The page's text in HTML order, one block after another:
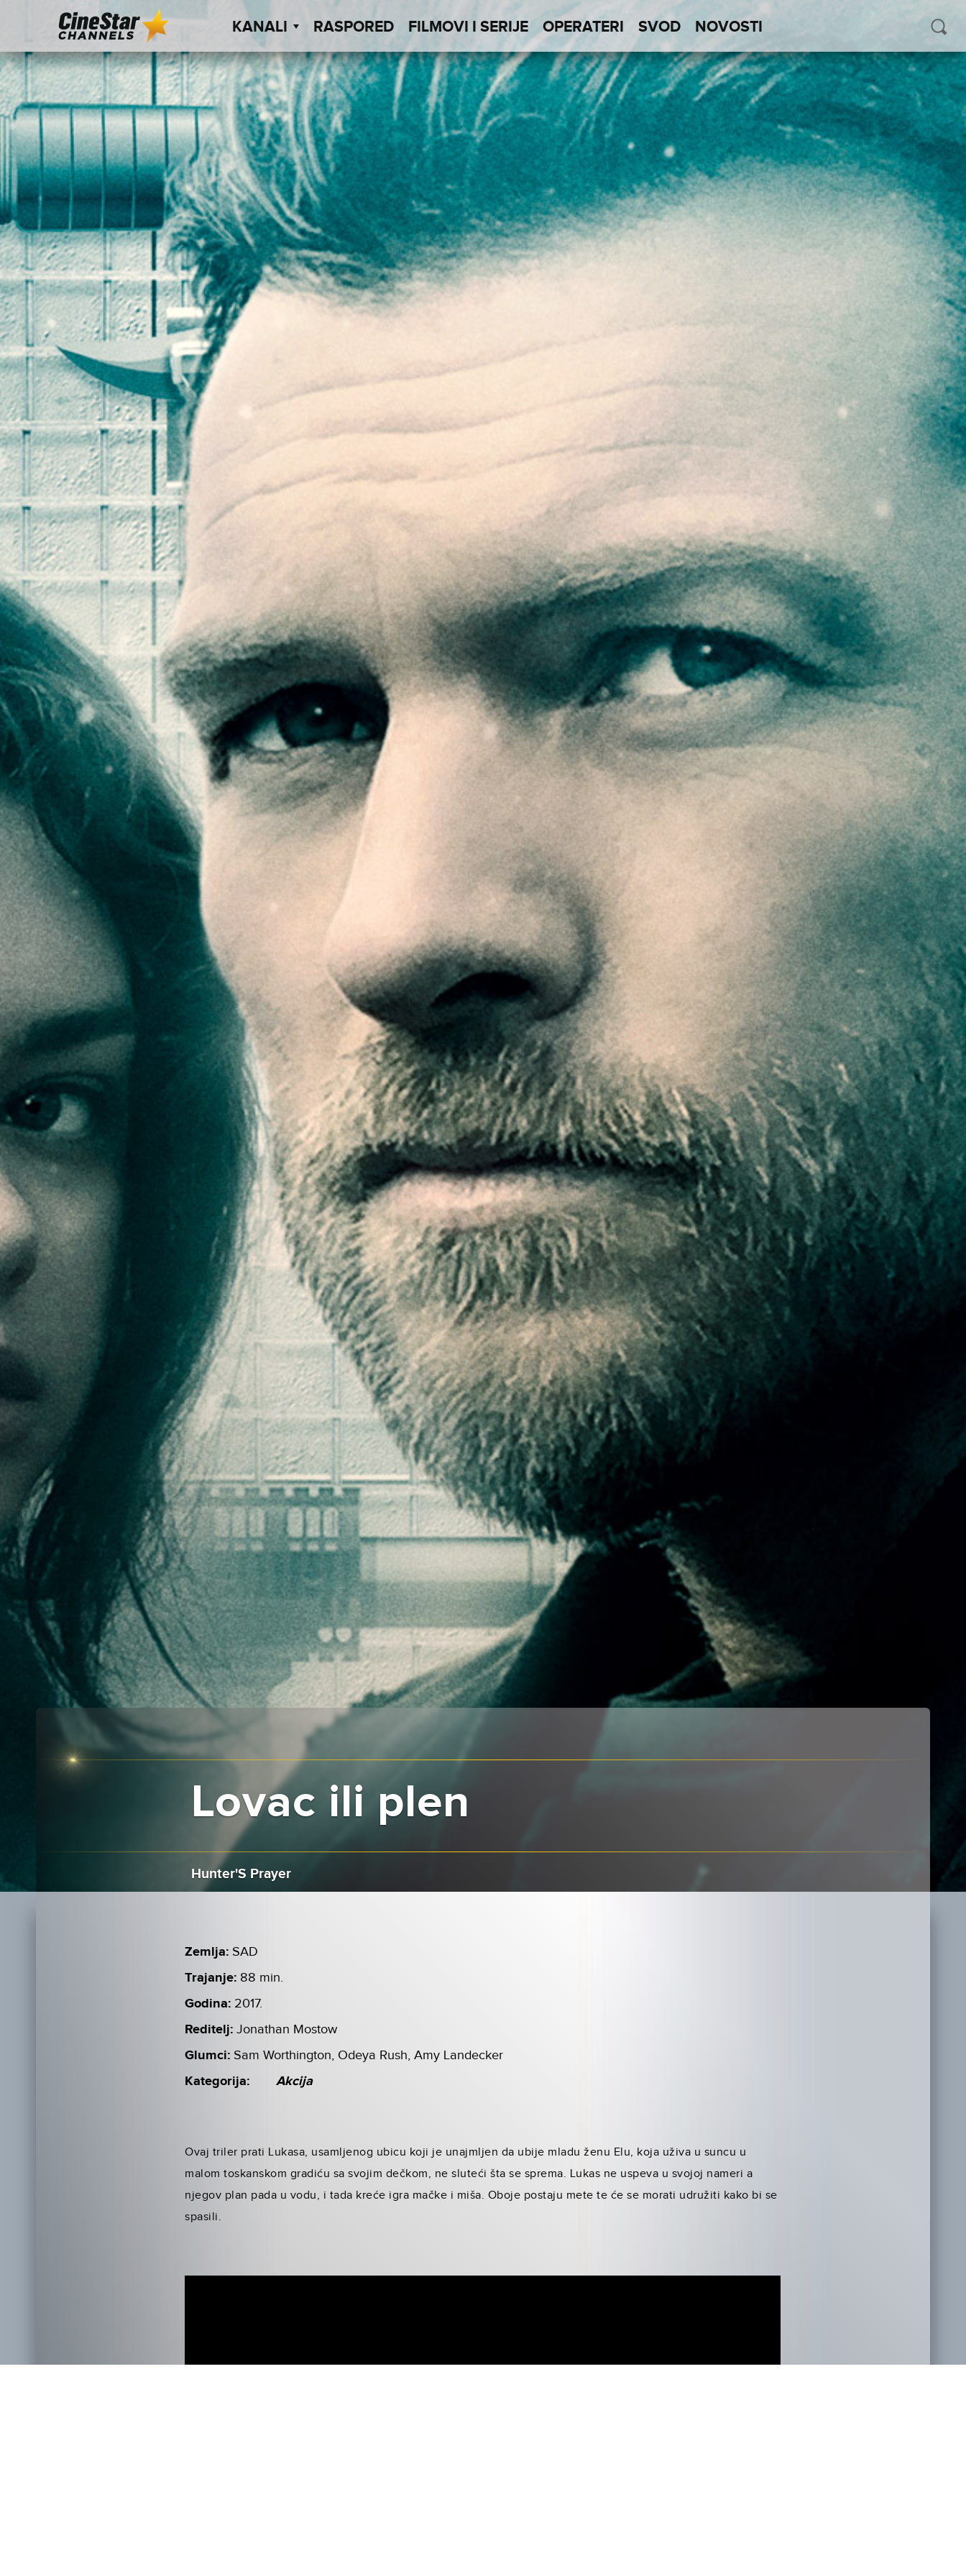
KANALI RASPORED FILMOVI I SERIJE OPERATERI SVOD NOVOSTI
Lovac ili plen
Hunter'S Prayer
Zemlja: SAD
Trajanje: 88 min.
Godina: 2017.
Reditelj: Jonathan Mostow
Glumci: Sam Worthington, Odeya Rush, Amy Landecker
Kategorija: Akcija
Ovaj triler prati Lukasa, usamljenog ubicu koji je unajmljen da ubije mladu ženu Elu, koja uživa u suncu u
malom toskanskom gradiću sa svojim dečkom, ne sluteći šta se sprema. Lukas ne uspeva u svojoj nameri a
njegov plan pada u vodu, i tada kreće igra mačke i miša. Oboje postaju mete te će se morati udružiti kako bi se
spasili.